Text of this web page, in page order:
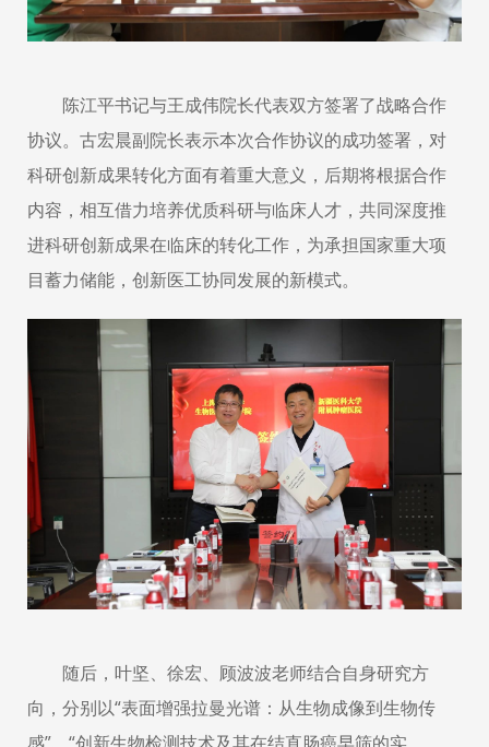
陈江平书记与王成伟院长代表双方签署了战略合作
协议。古宏晨副院长表示本次合作协议的成功签署，对
科研创新成果转化方面有着重大意义，后期将根据合作
内容，相互借力培养优质科研与临床人才，共同深度推
进科研创新成果在临床的转化工作，为承担国家重大项
目蓄力储能，创新医工协同发展的新模式。
随后，叶坚、徐宏、顾波波老师结合自身研究方
向，分别以“表面增强拉曼光谱：从生物成像到生物传
感”、“创新生物检测技术及其在结直肠癌早筛的实